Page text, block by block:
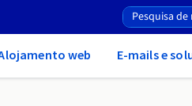
web E-mails e